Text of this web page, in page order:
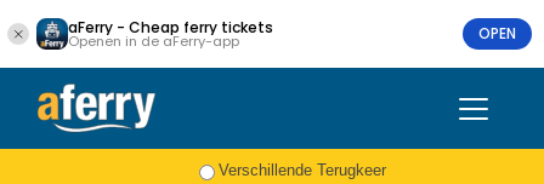
aFerry - Cheap ferry tickets
Openen in de aFerry-app OPEN
Verschillende Terugkeer